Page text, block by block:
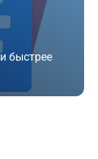
быстрее